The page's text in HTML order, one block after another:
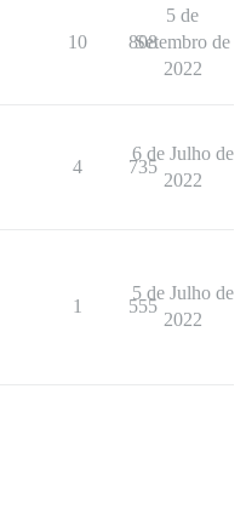
10 808
5 de
Setembro de
2022
4 735
6 de Julho de
2022
1 555
5 de Julho de
2022